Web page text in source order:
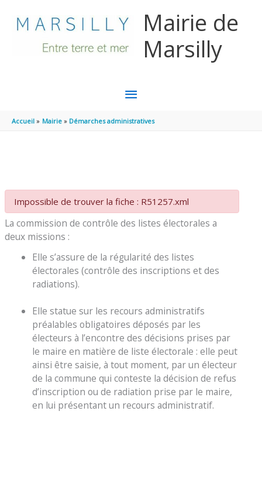
Mairie de
Marsilly
MENU
PRINCIPAL
Accueil Mairie Démarches administratives
Impossible de trouver la fiche : R51257.xml
La commission de contrôle des listes électorales a
deux missions :
Elle s’assure de la régularité des listes
électorales (contrôle des inscriptions et des
radiations).
Elle statue sur les recours administratifs
préalables obligatoires déposés par les
électeurs à l’encontre des décisions prises par
le maire en matière de liste électorale : elle peut
ainsi être saisie, à tout moment, par un électeur
de la commune qui conteste la décision de refus
d’inscription ou de radiation prise par le maire,
en lui présentant un recours administratif.